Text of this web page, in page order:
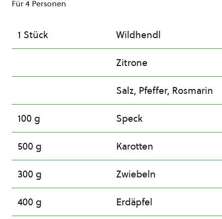
Für 4 Personen
1 Stück Wildhendl
Zitrone
Salz, Pfeffer, Rosmarin
100 g Speck
500 g Karotten
300 g Zwiebeln
400 g Erdäpfel